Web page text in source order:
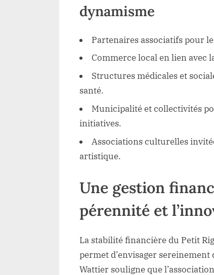
dynamisme
Partenaires associatifs pour
Commerce local en lien avec
Structures médicales et
santé.
Municipalité et collectivités
initiatives.
Associations culturelles
artistique.
Une gestion
pérennité et
La stabilité financière du Petit
permet d’envisager
Wattier souligne que